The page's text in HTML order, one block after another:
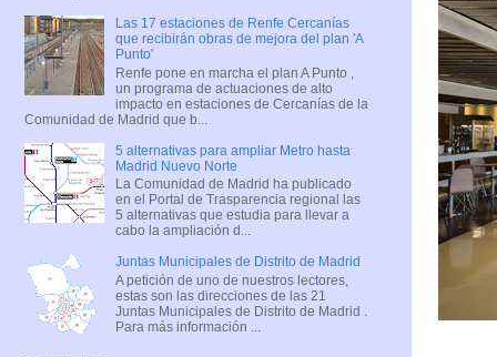
Las 17 estaciones de Renfe Cercanías
que recibirán obras de mejora del plan 'A
Punto'
Renfe pone en marcha el plan A Punto ,
un programa de actuaciones de alto
impacto en estaciones de Cercanías de la
Comunidad de Madrid que b...
5 alternativas para ampliar Metro hasta
Madrid Nuevo Norte
La Comunidad de Madrid ha publicado
en el Portal de Trasparencia regional las
5 alternativas que estudia para llevar a
cabo la ampliación d...
Juntas Municipales de Distrito de Madrid
A petición de uno de nuestros lectores,
estas son las direcciones de las 21
Juntas Municipales de Distrito de Madrid .
Para más información ...